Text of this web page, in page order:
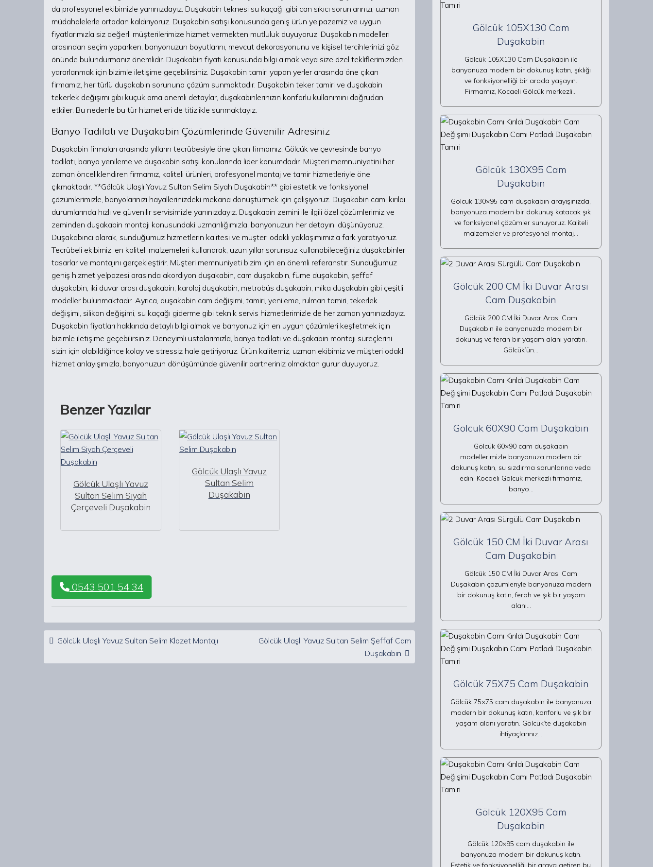
da profesyonel ekibimizle yanınızdayız. Duşakabin teknesi su kaçağı gibi can sıkıcı sorunlarınızı, uzman
müdahalelerle ortadan kaldırıyoruz. Duşakabin satışı konusunda geniş ürün yelpazemiz ve uygun
fiyatlarımızla siz değerli müşterilerimize hizmet vermekten mutluluk duyuyoruz. Duşakabin modelleri
arasından seçim yaparken, banyonuzun boyutlarını, mevcut dekorasyonunu ve kişisel tercihlerinizi göz
önünde bulundurmanız önemlidir. Duşakabin fiyatı konusunda bilgi almak veya size özel tekliflerimizden
yararlanmak için bizimle iletişime geçebilirsiniz. Duşakabin tamiri yapan yerler arasında öne çıkan
firmamız, her türlü duşakabin sorununa çözüm sunmaktadır. Duşakabin teker tamiri ve duşakabin
tekerlek değişimi gibi küçük ama önemli detaylar, duşakabinlerinizin konforlu kullanımını doğrudan
etkiler. Bu nedenle bu tür hizmetleri de titizlikle sunmaktayız.
Banyo Tadilatı ve Duşakabin Çözümlerinde Güvenilir Adresiniz
Duşakabin firmaları arasında yılların tecrübesiyle öne çıkan firmamız, Gölcük ve çevresinde banyo
tadilatı, banyo yenileme ve duşakabin satışı konularında lider konumdadır. Müşteri memnuniyetini her
zaman önceliklendiren firmamız, kaliteli ürünleri, profesyonel montaj ve tamir hizmetleriyle öne
çıkmaktadır. **Gölcük Ulaşlı Yavuz Sultan Selim Siyah Duşakabin** gibi estetik ve fonksiyonel
çözümlerimizle, banyolarınızı hayallerinizdeki mekana dönüştürmek için çalışıyoruz. Duşakabin camı kırıldı
durumlarında hızlı ve güvenilir servisimizle yanınızdayız. Duşakabin zemini ile ilgili özel çözümlerimiz ve
zeminden duşakabin montajı konusundaki uzmanlığımızla, banyonuzun her detayını düşünüyoruz.
Duşakabinci olarak, sunduğumuz hizmetlerin kalitesi ve müşteri odaklı yaklaşımımızla fark yaratıyoruz.
Tecrübeli ekibimiz, en kaliteli malzemeleri kullanarak, uzun yıllar sorunsuz kullanabileceğiniz duşakabinler
tasarlar ve montajını gerçekleştirir. Müşteri memnuniyeti bizim için en önemli referanstır. Sunduğumuz
geniş hizmet yelpazesi arasında akordiyon duşakabin, cam duşakabin, füme duşakabin, şeffaf
duşakabin, iki duvar arası duşakabin, karolaj duşakabin, metrobüs duşakabin, mika duşakabin gibi çeşitli
modeller bulunmaktadır. Ayrıca, duşakabin cam değişimi, tamiri, yenileme, rulman tamiri, tekerlek
değişimi, silikon değişimi, su kaçağı giderme gibi teknik servis hizmetlerimizle de her zaman yanınızdayız.
Duşakabin fiyatları hakkında detaylı bilgi almak ve banyonuz için en uygun çözümleri keşfetmek için
bizimle iletişime geçebilirsiniz. Deneyimli ustalarımızla, banyo tadilatı ve duşakabin montajı süreçlerini
sizin için olabildiğince kolay ve stressiz hale getiriyoruz. Ürün kalitemiz, uzman ekibimiz ve müşteri odaklı
hizmet anlayışımızla, banyonuzun dönüşümünde güvenilir partneriniz olmaktan gurur duyuyoruz.
Benzer Yazılar
Gölcük Ulaşlı Yavuz
Sultan Selim Siyah
Çerçeveli Duşakabin
Gölcük Ulaşlı Yavuz
Sultan Selim
Duşakabin
0543 501 54 34
Post navigation
Gölcük Ulaşlı Yavuz Sultan Selim Klozet Montajı
Gölcük Ulaşlı Yavuz Sultan Selim Şeffaf Cam
Duşakabin
Gölcük 105X130 Cam
Duşakabin
Gölcük 105X130 Cam Duşakabin ile
banyonuza modern bir dokunuş katın, şıklığı
ve fonksiyonelliği bir arada yaşayın.
Firmamız, Kocaeli Gölcük merkezli…
Gölcük 130X95 Cam
Duşakabin
Gölcük 130×95 cam duşakabin arayışınızda,
banyonuza modern bir dokunuş katacak şık
ve fonksiyonel çözümler sunuyoruz. Kaliteli
malzemeler ve profesyonel montaj…
Gölcük 200 CM İki Duvar Arası
Cam Duşakabin
Gölcük 200 CM İki Duvar Arası Cam
Duşakabin ile banyonuzda modern bir
dokunuş ve ferah bir yaşam alanı yaratın.
Gölcük’ün…
Gölcük 60X90 Cam Duşakabin
Gölcük 60×90 cam duşakabin
modellerimizle banyonuza modern bir
dokunuş katın, su sızdırma sorunlarına veda
edin. Kocaeli Gölcük merkezli firmamız,
banyo…
Gölcük 150 CM İki Duvar Arası
Cam Duşakabin
Gölcük 150 CM İki Duvar Arası Cam
Duşakabin çözümleriyle banyonuza modern
bir dokunuş katın, ferah ve şık bir yaşam
alanı…
Gölcük 75X75 Cam Duşakabin
Gölcük 75×75 cam duşakabin ile banyonuza
modern bir dokunuş katın, konforlu ve şık bir
yaşam alanı yaratın. Gölcük’te duşakabin
ihtiyaçlarınız…
Gölcük 120X95 Cam
Duşakabin
Gölcük 120×95 cam duşakabin ile
banyonuza modern bir dokunuş katın.
Estetik ve fonksiyonelliği bir araya getiren bu